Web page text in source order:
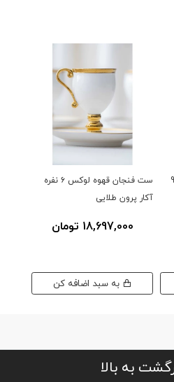
90
ست فنجان قهوه لوکس ۶ نفره
آکار پرون طلایی
18,697,000 تومان
به بالا